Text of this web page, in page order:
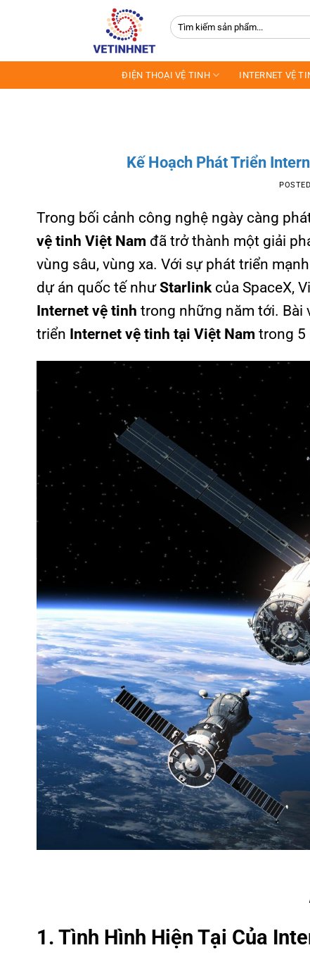
Tìm
kiếm:
ĐIỆN THOẠI VỆ TINH INTERNET VỆ
Kế Hoạch Phát Triển
Trong bối cảnh công nghệ ngày càng
vệ tinh Việt Nam đã trở thành một giải
vùng sâu, vùng xa. Với sự phát triển
dự án quốc tế nhưStarlinkcủa SpaceX,
Internet vệ tinh trong những năm tới. Bài
triển Internet vệ tinh tại Việt Nam trong 5
1. Tình Hình Hiện Tại Của